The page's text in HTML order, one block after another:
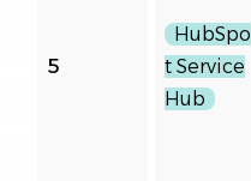
5
HubSpo
t Service
Hub